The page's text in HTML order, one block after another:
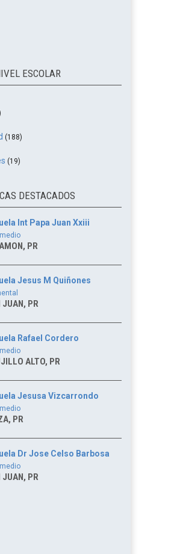
ESCOLAR
(188)
(19)
DESTACADOS
Int Papa Juan Xxiii
PR
Jesus M Quiñones
JUAN, PR
Rafael Cordero
ALTO, PR
Jesusa Vizcarrondo
PR
Dr Jose Celso Barbosa
JUAN, PR